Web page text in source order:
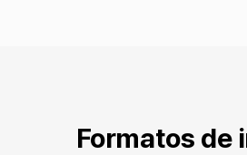
Formatos de